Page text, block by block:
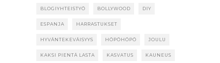
BLOGIYHTEISTYÖ BOLLYWOOD DIY
ESPANJA HARRASTUKSET
HYVÄNTEKEVÄISYYS HÖPÖHÖPÖ JOULU
KAKSI PIENTÄ LASTA KASVATUS KAUNEUS